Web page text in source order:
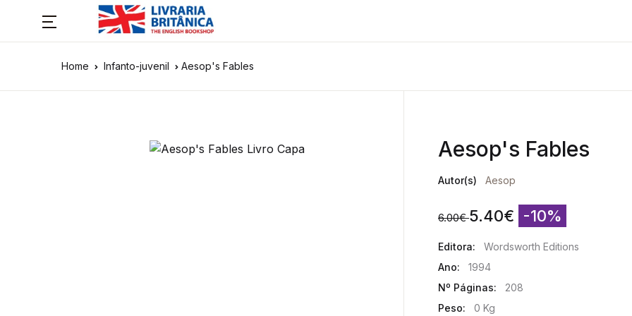
Home Infanto-juvenil Aesop's Fables
Aesop's Fables
Autor(s) Aesop
6.00€ 5.40€ -10%
Editora:
Wordsworth Editions
Ano:
1994
Nº Páginas:
208
Peso:
0 Kg